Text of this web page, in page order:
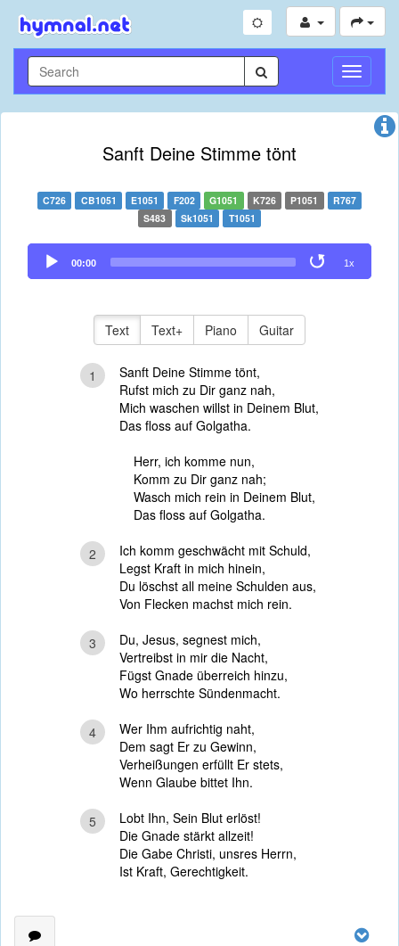
Toggle
Sanft Deine Stimme tönt
C726 CB1051 E1051 F202 G1051 K726 P1051
R767
S483
Sk1051 T1051
Audio
Player
00:00 1x
Text Text+ Piano Guitar
1
Sanft Deine Stimme tönt,
Rufst mich zu Dir ganz nah,
Mich waschen willst in Deinem Blut,
Das floss auf Golgatha.
Herr, ich komme nun,
Komm zu Dir ganz nah;
Wasch mich rein in Deinem Blut,
Das floss auf Golgatha.
2
Ich komm geschwächt mit Schuld,
Legst Kraft in mich hinein,
Du löschst all meine Schulden aus,
Von Flecken machst mich rein.
3
Du, Jesus, segnest mich,
Vertreibst in mir die Nacht,
Fügst Gnade überreich hinzu,
Wo herrschte Sündenmacht.
4
Wer Ihm aufrichtig naht,
Dem sagt Er zu Gewinn,
Verheißungen erfüllt Er stets,
Wenn Glaube bittet Ihn.
5
Lobt Ihn, Sein Blut erlöst!
Die Gnade stärkt allzeit!
Die Gabe Christi, unsres Herrn,
Ist Kraft, Gerechtigkeit.